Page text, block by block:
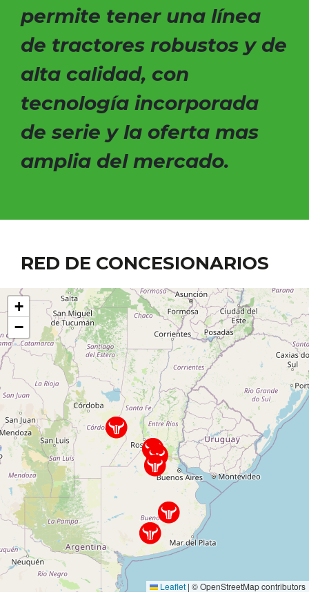
permite tener una línea
de tractores robustos y de
alta calidad, con
tecnología incorporada
de serie y la oferta mas
amplia del mercado.
RED DE CONCESIONARIOS
+
−
Leaflet | © OpenStreetMap contributors